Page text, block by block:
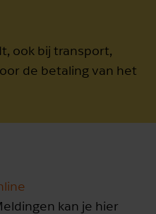
ook bij transport,
de betaling van het
kan je hier